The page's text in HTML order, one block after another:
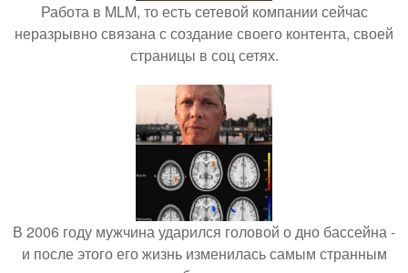
Работа в MLM, то есть сетевой компании сейчас
неразрывно связана с создание своего контента, своей
страницы в соц сетях.
В 2006 году мужчина ударился головой о дно бассейна -
и после этого его жизнь изменилась самым странным